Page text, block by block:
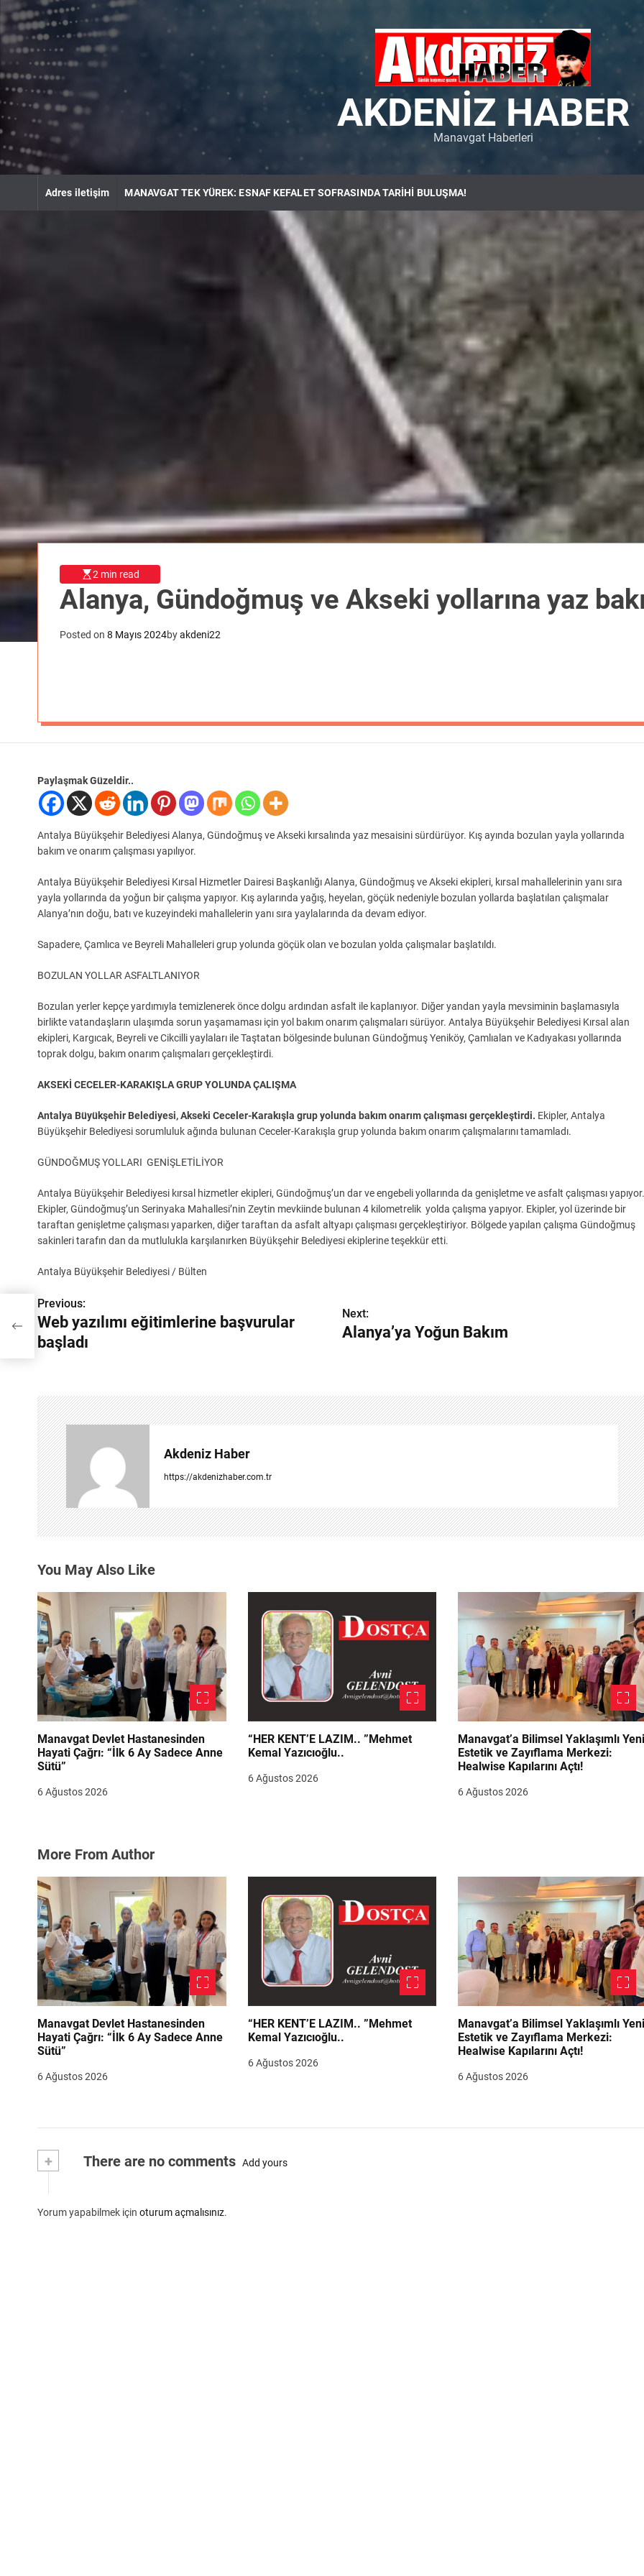
k
t
c
o
n
e
AKDENIZ HABER
Manavgat Haberleri
Adres iletişim MANAVGAT TEK YÜREK: ESNAF KEFALET SOFRASINDA TARİHİ BULUŞMA!
2 min read
Alanya, Gündoğmuş ve Akseki yollarına yaz
Posted on 8 Mayıs 2024byakdeni22
Paylaşmak Güzeldir..
Antalya Büyükşehir Belediyesi Alanya, Gündoğmuş ve Akseki kırsalında yaz mesaisini sürdürüyor. Kış ayında bozulan yayla yollarında
bakım ve onarım çalışması yapılıyor.
Antalya Büyükşehir Belediyesi Kırsal Hizmetler Dairesi Başkanlığı Alanya, Gündoğmuş ve Akseki ekipleri, kırsal mahallelerinin yanı sıra
yayla yollarında da yoğun bir çalışma yapıyor. Kış aylarında yağış, heyelan, göçük nedeniyle bozulan yollarda başlatılan çalışmalar
Alanya’nın doğu, batı ve kuzeyindeki mahallelerin yanı sıra yaylalarında da devam ediyor.
Sapadere, Çamlıca ve Beyreli Mahalleleri grup yolunda göçük olan ve bozulan yolda çalışmalar başlatıldı.
BOZULAN YOLLAR ASFALTLANIYOR
Bozulan yerler kepçe yardımıyla temizlenerek önce dolgu ardından asfalt ile kaplanıyor. Diğer yandan yayla mevsiminin başlamasıyla
birlikte vatandaşların ulaşımda sorun yaşamaması için yol bakım onarım çalışmaları sürüyor. Antalya Büyükşehir Belediyesi Kırsal alan
ekipleri, Kargıcak, Beyreli ve Cikcilli yaylaları ile Taştatan bölgesinde bulunan Gündoğmuş Yeniköy, Çamlıalan ve Kadıyakası yollarında
toprak dolgu, bakım onarım çalışmaları gerçekleştirdi.
AKSEKİ CECELER-KARAKIŞLA GRUP YOLUNDA ÇALIŞMA
Antalya Büyükşehir Belediyesi, Akseki Ceceler-Karakışla grup yolunda bakım onarım çalışması gerçekleştirdi. Ekipler, Antalya
Büyükşehir Belediyesi sorumluluk ağında bulunan Ceceler-Karakışla grup yolunda bakım onarım çalışmalarını tamamladı.
GÜNDOĞMUŞ YOLLARI GENİŞLETİLİYOR
Antalya Büyükşehir Belediyesi kırsal hizmetler ekipleri, Gündoğmuş’un dar ve engebeli yollarında da genişletme ve asfalt çalışması yapıyor.
Ekipler, Gündoğmuş’un Serinyaka Mahallesi’nin Zeytin mevkiinde bulunan 4 kilometrelik yolda çalışma yapıyor. Ekipler, yol üzerinde bir
taraftan genişletme çalışması yaparken, diğer taraftan da asfalt altyapı çalışması gerçekleştiriyor. Bölgede yapılan çalışma Gündoğmuş
sakinleri tarafın dan da mutlulukla karşılanırken Büyükşehir Belediyesi ekiplerine teşekkür etti.
Antalya Büyükşehir Belediyesi / Bülten
Y
a
g
e
z
i
n
e
s
i
Previous:
Web yazılımı eğitimlerine başvurular
başladı
Next:
Alanya’ya Yoğun Bakım
Akdeniz Haber
https://akdenizhaber.com.tr
You May Also Like
Manavgat Devlet Hastanesinden
Hayati Çağrı: “İlk 6 Ay Sadece Anne
Sütü”
6 Ağustos 2026
“HER KENT’E LAZIM.. ”Mehmet
Kemal Yazıcıoğlu..
6 Ağustos 2026
Manavgat’a Bilimsel Yaklaşımlı
Estetik ve Zayıflama Merkezi:
Healwise Kapılarını Açtı!
6 Ağustos 2026
More From Author
Manavgat Devlet Hastanesinden
Hayati Çağrı: “İlk 6 Ay Sadece Anne
Sütü”
6 Ağustos 2026
“HER KENT’E LAZIM.. ”Mehmet
Kemal Yazıcıoğlu..
6 Ağustos 2026
Manavgat’a Bilimsel Yaklaşımlı
Estetik ve Zayıflama Merkezi:
Healwise Kapılarını Açtı!
6 Ağustos 2026
+ There are no comments Add yours
Yorum yapabilmek için oturum açmalısınız.